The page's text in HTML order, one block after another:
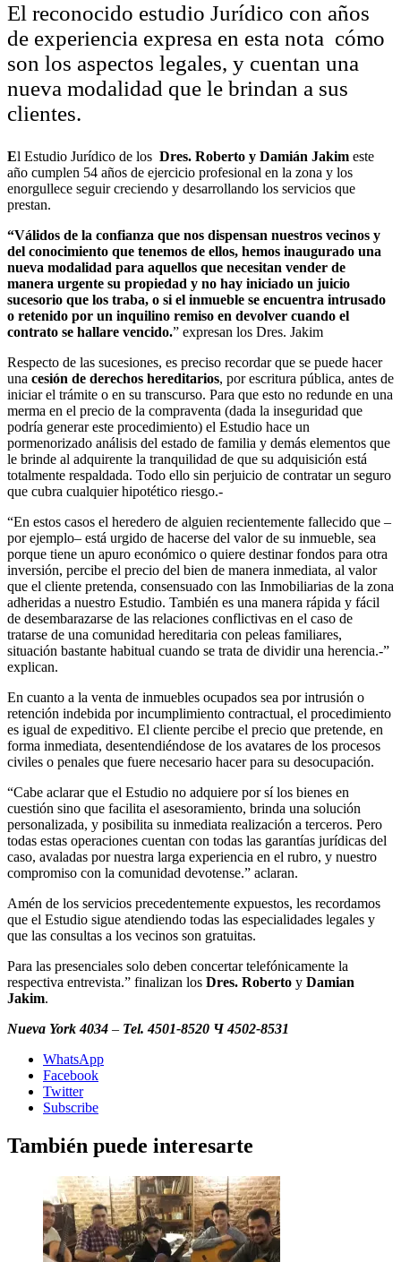
El reconocido estudio Jurídico con años
de experiencia expresa en esta nota cómo
son los aspectos legales, y cuentan una
nueva modalidad que le brindan a sus
clientes.
El Estudio Jurídico de los Dres. Roberto y Damián Jakim este
año cumplen 54 años de ejercicio profesional en la zona y los
enorgullece seguir creciendo y desarrollando los servicios que
prestan.
“Válidos de la confianza que nos dispensan nuestros vecinos y
del conocimiento que tenemos de ellos, hemos inaugurado una
nueva modalidad para aquellos que necesitan vender de
manera urgente su propiedad y no hay iniciado un juicio
sucesorio que los traba, o si el inmueble se encuentra intrusado
o retenido por un inquilino remiso en devolver cuando el
contrato se hallare vencido.” expresan los Dres. Jakim
Respecto de las sucesiones, es preciso recordar que se puede hacer
una cesión de derechos hereditarios, por escritura pública, antes de
iniciar el trámite o en su transcurso. Para que esto no redunde en una
merma en el precio de la compraventa (dada la inseguridad que
podría generar este procedimiento) el Estudio hace un
pormenorizado análisis del estado de familia y demás elementos que
le brinde al adquirente la tranquilidad de que su adquisición está
totalmente respaldada. Todo ello sin perjuicio de contratar un seguro
que cubra cualquier hipotético riesgo.-
“En estos casos el heredero de alguien recientemente fallecido que –
por ejemplo– está urgido de hacerse del valor de su inmueble, sea
porque tiene un apuro económico o quiere destinar fondos para otra
inversión, percibe el precio del bien de manera inmediata, al valor
que el cliente pretenda, consensuado con las Inmobiliarias de la zona
adheridas a nuestro Estudio. También es una manera rápida y fácil
de desembarazarse de las relaciones conflictivas en el caso de
tratarse de una comunidad hereditaria con peleas familiares,
situación bastante habitual cuando se trata de dividir una herencia.-”
explican.
En cuanto a la venta de inmuebles ocupados sea por intrusión o
retención indebida por incumplimiento contractual, el procedimiento
es igual de expeditivo. El cliente percibe el precio que pretende, en
forma inmediata, desentendiéndose de los avatares de los procesos
civiles o penales que fuere necesario hacer para su desocupación.
“Cabe aclarar que el Estudio no adquiere por sí los bienes en
cuestión sino que facilita el asesoramiento, brinda una solución
personalizada, y posibilita su inmediata realización a terceros. Pero
todas estas operaciones cuentan con todas las garantías jurídicas del
caso, avaladas por nuestra larga experiencia en el rubro, y nuestro
compromiso con la comunidad devotense.” aclaran.
Amén de los servicios precedentemente expuestos, les recordamos
que el Estudio sigue atendiendo todas las especialidades legales y
que las consultas a los vecinos son gratuitas.
Para las presenciales solo deben concertar telefónicamente la
respectiva entrevista.” finalizan los Dres. Roberto y Damian
Jakim.
Nueva York 4034 – Tel. 4501-8520 Ч 4502-8531
WhatsApp
Facebook
Twitter
Subscribe
También puede interesarte